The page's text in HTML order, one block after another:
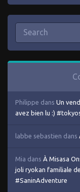
Philippe dans Un
avez bien lu :)
labbe sebastien dans
Mia dans À Misasa
joli ryokan familiale
#SaninAdventure